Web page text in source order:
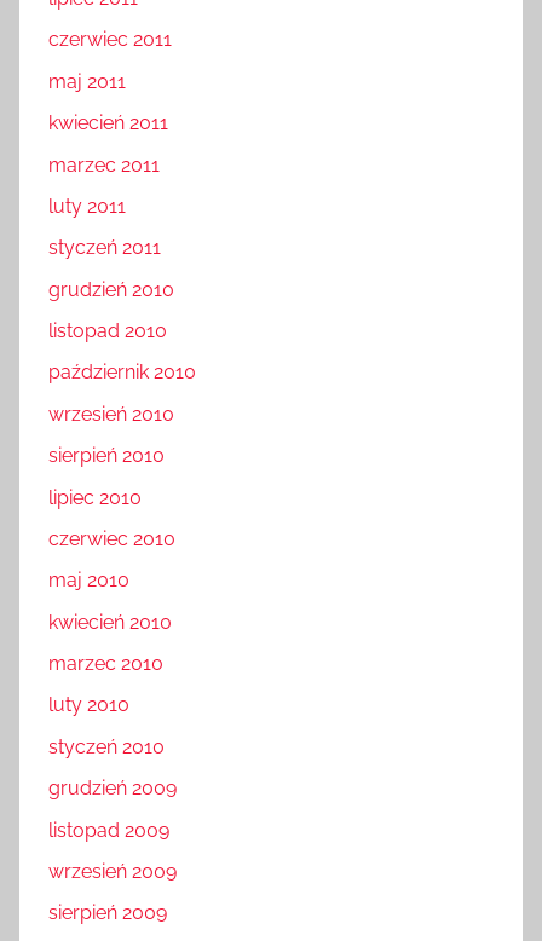
czerwiec 2011
maj 2011
kwiecień 2011
marzec 2011
luty 2011
styczeń 2011
grudzień 2010
listopad 2010
październik 2010
wrzesień 2010
sierpień 2010
lipiec 2010
czerwiec 2010
maj 2010
kwiecień 2010
marzec 2010
luty 2010
styczeń 2010
grudzień 2009
listopad 2009
wrzesień 2009
sierpień 2009